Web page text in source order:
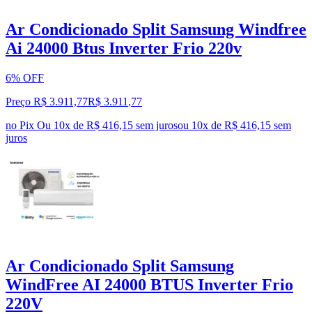
Ar Condicionado Split Samsung Windfree
Ai 24000 Btus Inverter Frio 220v
6% OFF
Preço R$ 3.911,77R$ 3.911 ,77
no Pix Ou 10x de R$ 416,15 sem jurosou 10x de R$ 416,15 sem
juros
Ar Condicionado Split Samsung
WindFree AI 24000 BTUS Inverter Frio
220V